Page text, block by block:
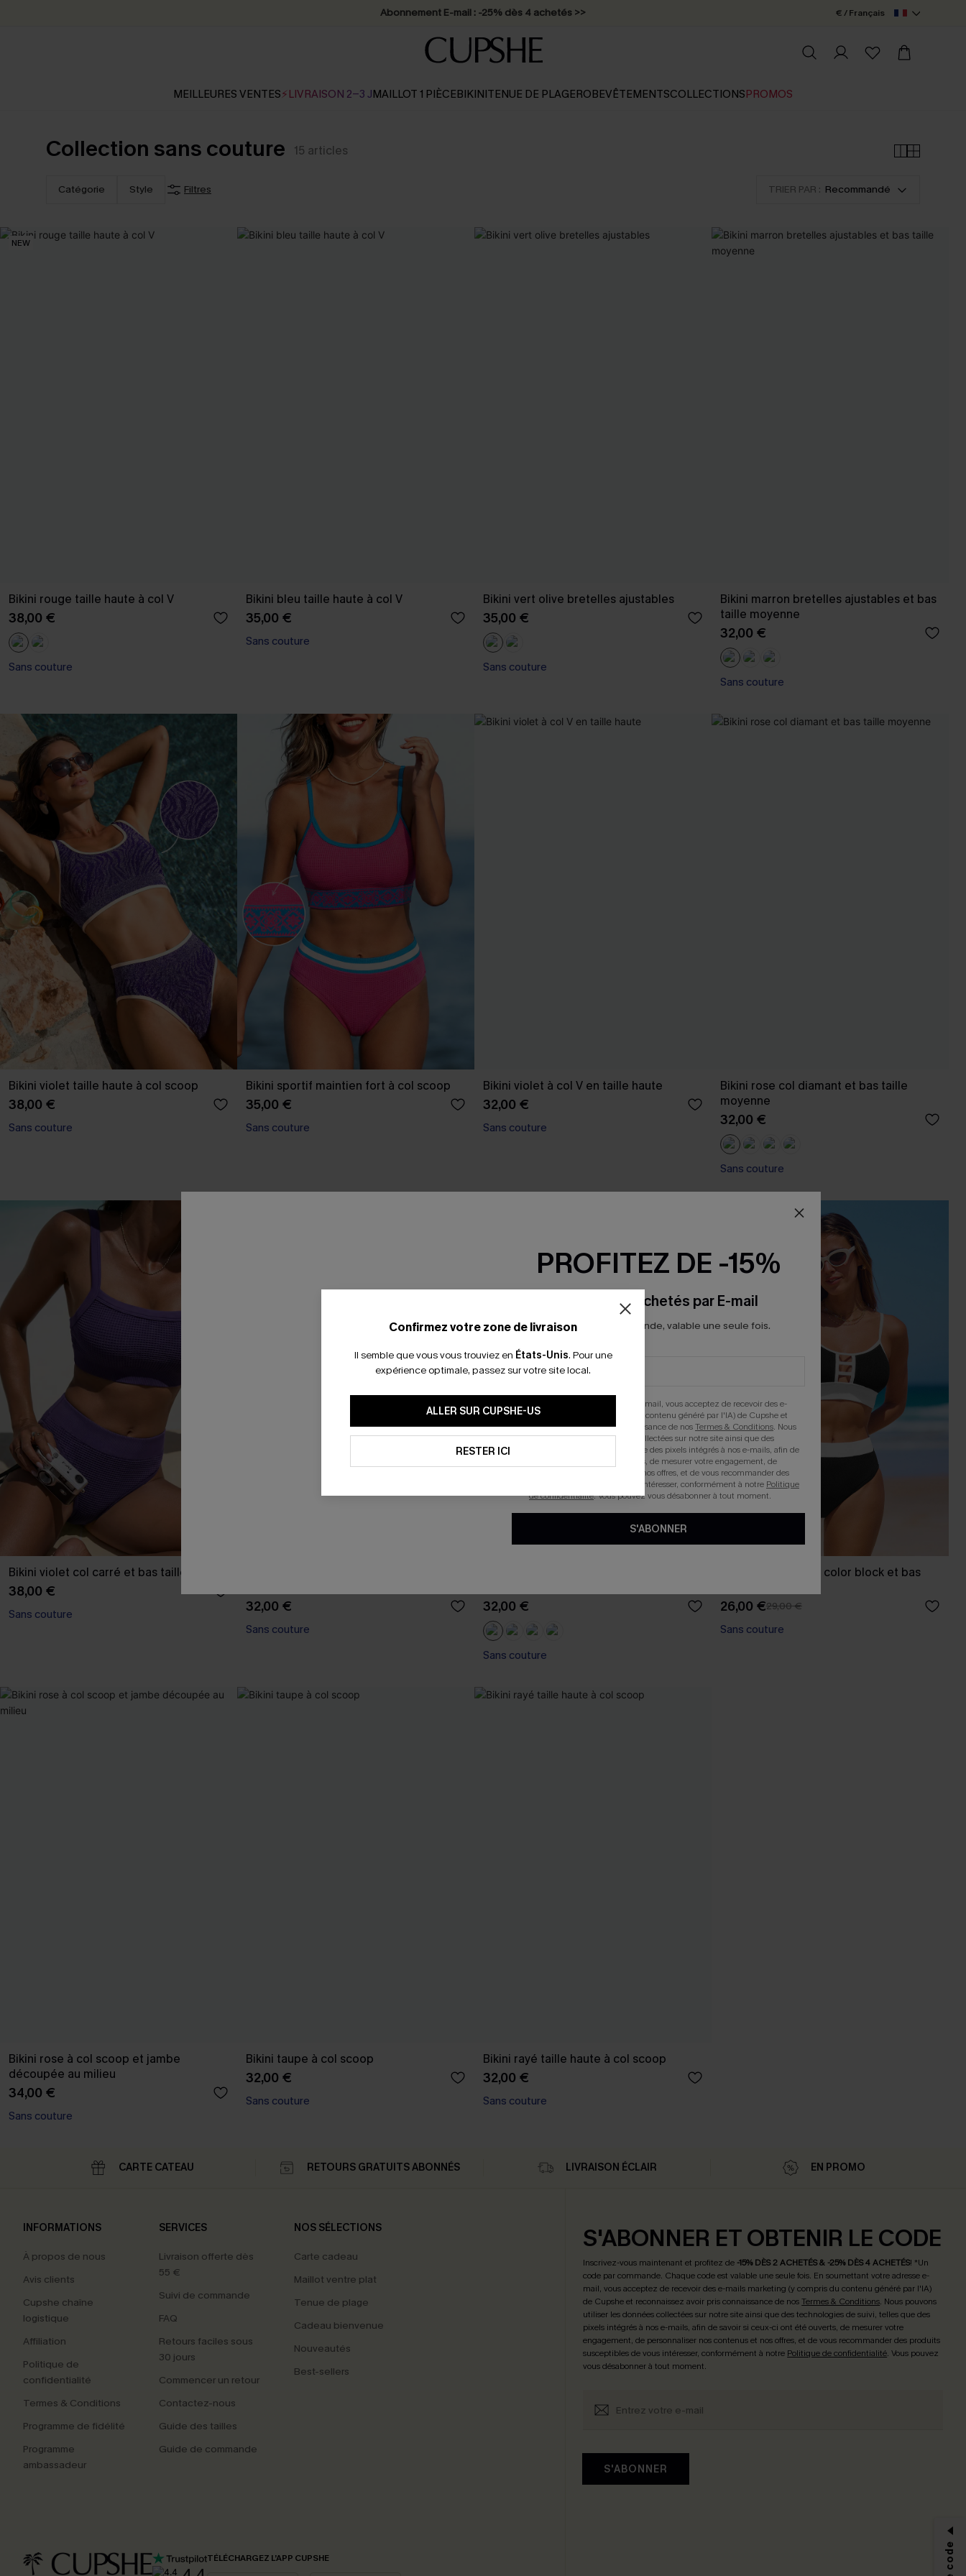
Abonnement E-mail : -25% dès 4 achetés >> € / Français
MEILLEURES VENTES⚡LIVRAISON 2-3 JMAILLOT 1 PIÈCEBIKINITENUE DE PLAGEROBEVÊTEMENTSCOLLECTIONSPROMOS
Collection sans couture 15 articles
Catégorie Style Filtres TRIER PAR : Recommandé
NEW
Bikini rouge taille haute à col V
38,00 €
Sans couture
Bikini bleu taille haute à col V
35,00 €
Sans couture
Bikini vert olive bretelles ajustables
35,00 €
Sans couture
Bikini marron bretelles ajustables et bas
taille moyenne
32,00 €
Sans couture
Bikini violet taille haute à col scoop
38,00 €
Sans couture
Bikini sportif maintien fort à col scoop
35,00 €
Sans couture
Bikini violet à col V en taille haute
32,00 €
Sans couture
Bikini rose col diamant et bas taille
moyenne
32,00 €
Sans couture
Bikini violet col carré et bas taille haute
38,00 €
Sans couture 32,00 €
Sans couture
32,00 €
Sans couture
Bikini sans couture color block et bas
26,00 €29,00 €
Sans couture
Bikini rose à col scoop et jambe
découpée au milieu
34,00 €
Sans couture
Bikini taupe à col scoop
32,00 €
Sans couture
Bikini rayé taille haute à col scoop
32,00 €
Sans couture
Confirmez votre zone de livraison
Il semble que vous vous trouviez en États-Unis. Pour une
expérience optimale, passez sur votre site local.
ALLER SUR CUPSHE-US
RESTER ICI
CARTE CATEAU RETOURS GRATUITS ABONNÉS LIVRAISON ÉCLAIR EN PROMO
INFORMATIONS
À propos de nous
Avis clients
Cupshe chaîne
logistique
Affiliation
Politique de
confidentialité
Termes & Conditions
Programme de fidélité
Programme
ambassadeur
SERVICES
Livraison offerte dès
55 €
Suivi de commande
FAQ
Retours faciles sous
30 jours
Commencer un retour
Contactez-nous
Guide des tailles
Guide de commande
NOS SÉLECTIONS
Carte cadeau
Maillot ventre plat
Tenue de plage
Cadeau bienvenue
Nouveautés
Best-sellers
TÉLÉCHARGEZ L’APP CUPSHE
S'ABONNER ET OBTENIR LE CODE
Inscrivez-vous maintenant et profitez de -15% DÈS 2 ACHETÉS & -25% DÈS 4 ACHETÉS! *Un
code par commande. Chaque code est valable une seule fois. En soumettant votre adresse e-
mail, vous acceptez de recevoir des e-mails marketing (y compris du contenu généré par l'IA)
de Cupshe et reconnaissez avoir pris connaissance de nosTermes & Conditions. Nous pouvons
utiliser les données collectées sur notre site ainsi que des technologies de suivi, telles que des
pixels intégrés à nos e-mails, afin de savoir si ceux-ci ont été ouverts, de mesurer votre
engagement, de personnaliser nos contenus et nos offres, et de vous recommander des produits
susceptibles de vous intéresser, conformément à notre Politique de confidentialité. Vous pouvez
vous désabonner à tout moment.
S'ABONNER
PROFITEZ DE -15%
-15% dès 2 Achetés par E-mail
*Un code par commande, valable une seule fois.
En soumettant votre adresse e-mail, vous acceptez de recevoir des e-
mails marketing (y compris du contenu généré par l'IA) de Cupshe et
reconnaissez avoir pris connaissance de nosTermes & Conditions. Nous
pouvons utiliser les données collectées sur notre site ainsi que des
technologies de suivi, telles que des pixels intégrés à nos e-mails, afin de
savoir si ceux-ci ont été ouverts, de mesurer votre engagement, de
personnaliser nos contenus et nos offres, et de vous recommander des
produits susceptibles de vous intéresser, conformément à notre Politique
de confidentialité. Vous pouvez vous désabonner à tout moment.
S'ABONNER